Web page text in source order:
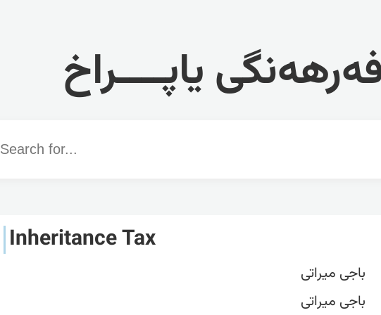
یاپــــراخ
Word
Inheritance Tax
باجی ‏میراتی
باجی ‏میراتی